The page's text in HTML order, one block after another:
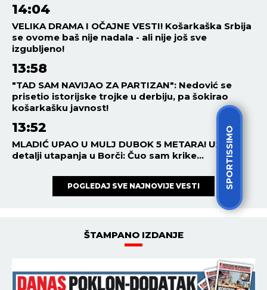
SPORTISSIMO
14:04
VELIKA DRAMA I OČAJNE VESTI! Košarkaška Srbija
se ovome baš nije nadala - ali nije još sve
izgubljeno!
13:58
"TAD SAM NAVIJAO ZA PARTIZAN": Nedović se
prisetio istorijske trojke u derbiju, pa šokirao
košarkašku javnost!
13:52
MLADIĆ UPAO U MULJ DUBOK 5 METARA! Užasni
detalji utapanja u Borči: Čuo sam krike...
POGLEDAJ SVE NAJNOVIJE VESTI
ŠTAMPANO IZDANJE